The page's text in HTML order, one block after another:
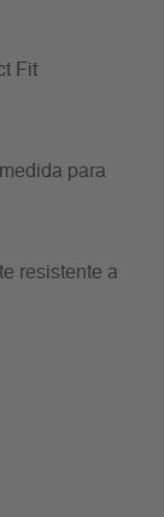
Fit
para
resistente a